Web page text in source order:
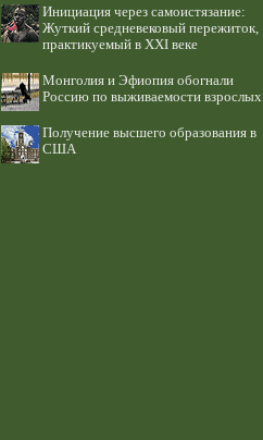
Инициация через самоистязание:
Жуткий средневековый пережиток,
практикуемый в XXI веке
Монголия и Эфиопия обогнали
Россию по выживаемости взрослых
Получение высшего образования в
США